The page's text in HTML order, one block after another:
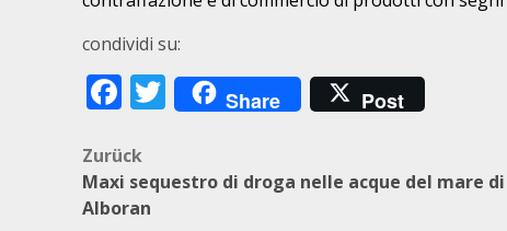
condividi su:
Facebook
Twitter
Share Post
Beitragsnavigation
Zurück
Maxi sequestro di droga nelle acque del mare di
Alboran